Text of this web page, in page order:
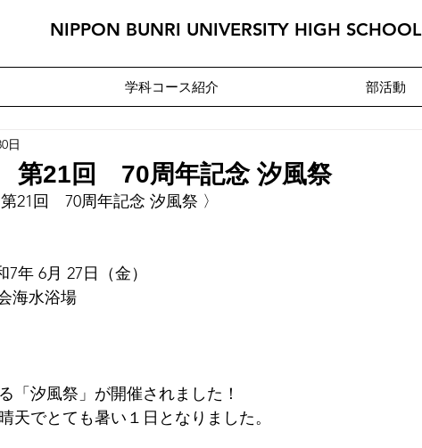
NIPPON BUNRI UNIVERSITY HIGH SCHOOL
学科コース紹介 部活動
第21回 70周年記念 汐風祭
日
21回　70周年記念 汐風祭 〉
7年 6月 27日（金）
瀬会海水浴場
「汐風祭」が開催されました！
天でとても暑い１日となりました。